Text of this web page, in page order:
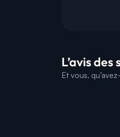
L’avis
Et vous,